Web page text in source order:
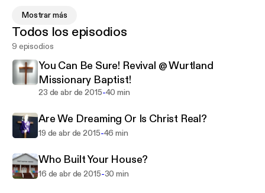
watch every week as different members of
Greenup 1st Baptist perform Musical Specials.
Welcome to 1st Baptist Greenup! Where Everybody
is Somebody & Jesus Christ is Lord!
Mostrar más
Todos los episodios
9 episodios
You Can Be Sure! Revival @ Wurtland
Missionary Baptist!
23 de abr de 2015-40 min
Are We Dreaming Or Is Christ Real?
19 de abr de 2015-46 min
Who Built Your House?
16 de abr de 2015-30 min